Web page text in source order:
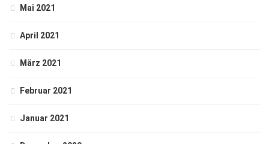
Mai 2021
April 2021
März 2021
Februar 2021
Januar 2021